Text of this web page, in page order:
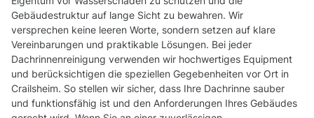
Gebäudestruktur auf lange Sicht zu bewahren. Wir
versprechen keine leeren Worte, sondern setzen auf klare
Vereinbarungen und praktikable Lösungen. Bei jeder
Dachrinnenreinigung verwenden wir hochwertiges Equipment
und berücksichtigen die speziellen Gegebenheiten vor Ort in
Crailsheim. So stellen wir sicher, dass Ihre Dachrinne sauber
und funktionsfähig ist und den Anforderungen Ihres Gebäudes